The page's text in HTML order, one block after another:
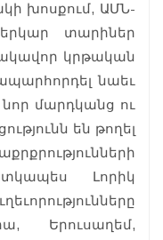
խոսքում, ԱՄՆ-
տարիներ
կրթական
նաեւ
մարդկանց ու
են թողել
Լորիկ
Երուսաղեմ,